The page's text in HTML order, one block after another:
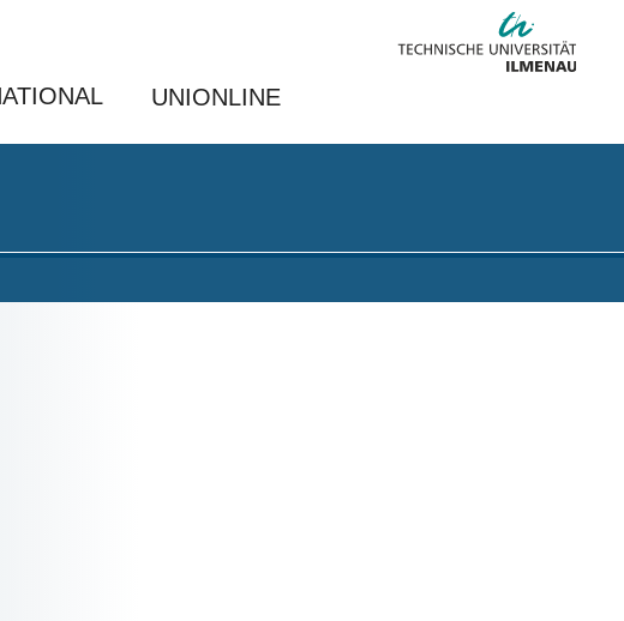
UNIONLINE